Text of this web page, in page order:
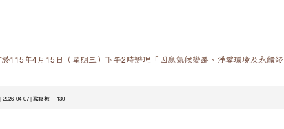
115年4月15日（星期三）下午2時辦理「因應氣候變遷、淨零環境及永續發
| 2026-04-07 | 點閱數： 130